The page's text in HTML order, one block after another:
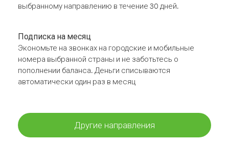
выбранному направлению в течение 30 дней.
Подписка на месяц
Экономьте на звонках на городские и мобильные
номера выбранной страны и не заботьтесь о
пополнении баланса. Деньги списываются
автоматически один раз в месяц
Другие направления